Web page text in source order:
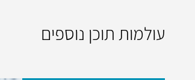
עולמות תוכן נוספים